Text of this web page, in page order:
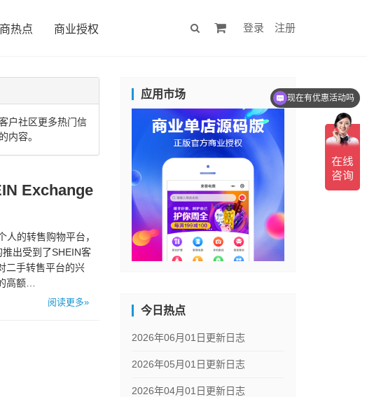
热点 商业授权 登录 注册
户社区更多热门信
内容。
Exchange
的转售购物平台，
出受到了SHEIN客
二手转售平台的兴
高额…
阅读更多»
应用市场
今日热点
2026年06月01日更新日志
2026年05月01日更新日志
2026年04月01日更新日志
现在有优惠活动吗